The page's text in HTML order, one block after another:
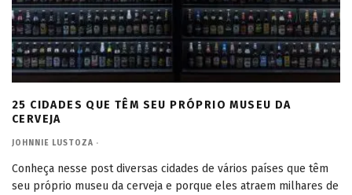
25 CIDADES QUE TÊM SEU PRÓPRIO MUSEU DA
CERVEJA
JOHNNIE LUSTOZA ·
Conheça nesse post diversas cidades de vários países que têm
seu próprio museu da cerveja e porque eles atraem milhares de